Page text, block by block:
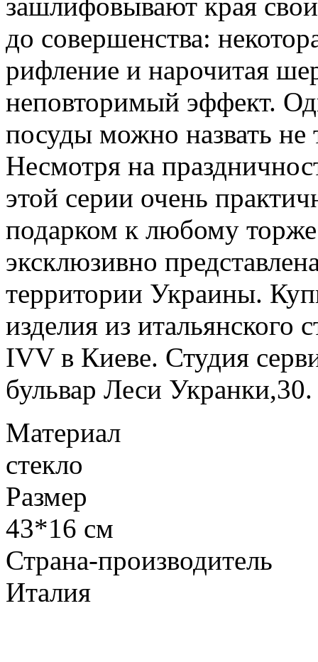
зашлифовывают края
до совершенства:
рифление и нарочитая
неповторимый эффект.
посуды можно назвать не
Несмотря на
этой серии очень
подарком к любому
эксклюзивно
территории Украины.
изделия из итальянского
IVV в Киеве. Студия
бульвар Леси
Материал
стекло
Размер
43*16 см
Страна-производитель
Италия